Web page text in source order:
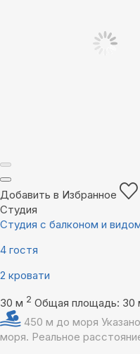
Добавить в Избранное
Студия
Студия с балконом и
4 гостя
2 кровати
30 м 2 Общая площадь: 30
450 м до моря
моря. Реальное